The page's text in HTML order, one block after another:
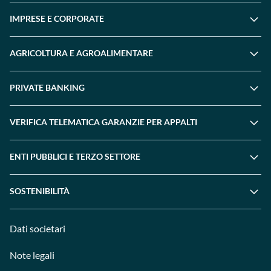
IMPRESE E CORPORATE
AGRICOLTURA E AGROALIMENTARE
PRIVATE BANKING
VERIFICA TELEMATICA GARANZIE PER APPALTI
ENTI PUBBLICI E TERZO SETTORE
SOSTENIBILITÀ
Dati societari
Note legali